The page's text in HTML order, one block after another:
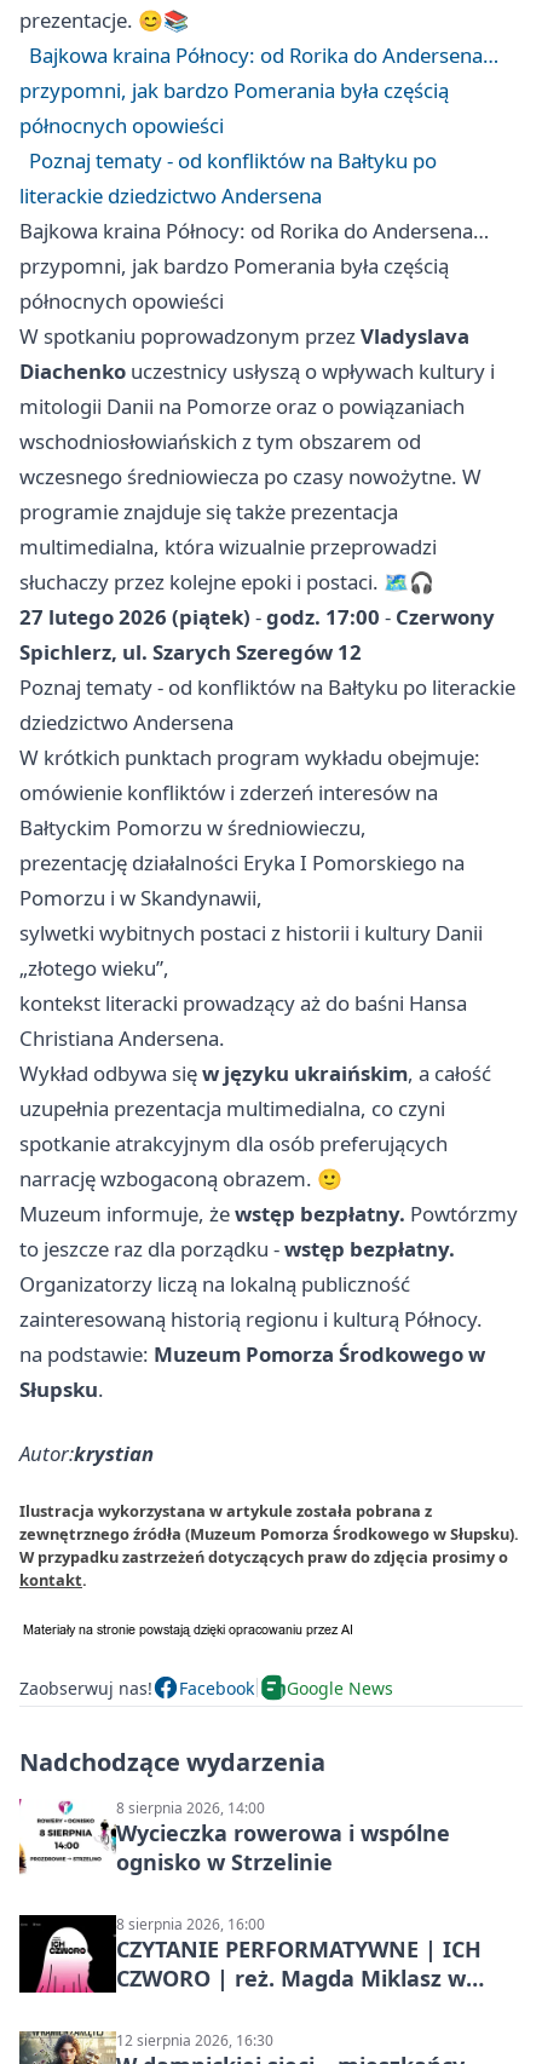
prezentacje. 😊📚
Bajkowa kraina Północy: od Rorika do Andersena…
przypomni, jak bardzo Pomerania była częścią
północnych opowieści
Poznaj tematy - od konfliktów na Bałtyku po
literackie dziedzictwo Andersena
Bajkowa kraina Północy: od Rorika do Andersena…
przypomni, jak bardzo Pomerania była częścią
północnych opowieści
W spotkaniu poprowadzonym przezVladyslava
Diachenko uczestnicy usłyszą o wpływach kultury i
mitologii Danii na Pomorze oraz o powiązaniach
wschodniosłowiańskich z tym obszarem od
wczesnego średniowiecza po czasy nowożytne. W
programie znajduje się także prezentacja
multimedialna, która wizualnie przeprowadzi
słuchaczy przez kolejne epoki i postaci. 🗺️🎧
27 lutego 2026 (piątek) -godz. 17:00 - Czerwony
Spichlerz, ul. Szarych Szeregów 12
Poznaj tematy - od konfliktów na Bałtyku po literackie
dziedzictwo Andersena
W krótkich punktach program wykładu obejmuje:
omówienie konfliktów i zderzeń interesów na
Bałtyckim Pomorzu w średniowieczu,
prezentację działalności Eryka I Pomorskiego na
Pomorzu i w Skandynawii,
sylwetki wybitnych postaci z historii i kultury Danii
„złotego wieku”,
kontekst literacki prowadzący aż do baśni Hansa
Christiana Andersena.
Wykład odbywa sięw języku ukraińskim, a całość
uzupełnia prezentacja multimedialna, co czyni
spotkanie atrakcyjnym dla osób preferujących
narrację wzbogaconą obrazem. 🙂
Muzeum informuje, żewstęp bezpłatny. Powtórzmy
to jeszcze raz dla porządku -wstęp bezpłatny.
Organizatorzy liczą na lokalną publiczność
zainteresowaną historią regionu i kulturą Północy.
na podstawie: Muzeum Pomorza Środkowego w
Słupsku.
Autor:krystian
Ilustracja wykorzystana w artykule została pobrana z
zewnętrznego źródła (Muzeum Pomorza Środkowego w Słupsku).
W przypadku zastrzeżeń dotyczących praw do zdjęcia prosimy o
kontakt.
Zaobserwuj nas! Facebook Google News
Nadchodzące wydarzenia
8 sierpnia 2026, 14:00
Wycieczka rowerowa i wspólne
ognisko w Strzelinie
8 sierpnia 2026, 16:00
CZYTANIE PERFORMATYWNE | ICH
CZWORO | reż. Magda Miklasz w
12 sierpnia 2026, 16:30